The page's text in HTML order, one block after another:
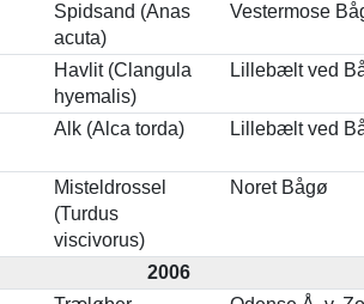
Spidsand (Anas
acuta)
Vestermose
Havlit (Clangula
hyemalis)
Lillebælt ved
Alk (Alca torda) Lillebælt ved
Misteldrossel
(Turdus
viscivorus)
Noret Bågø
2006